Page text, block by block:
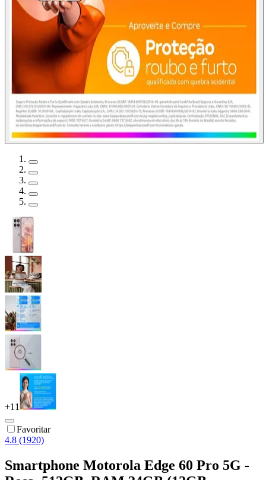
+11
Favoritar
4.8 (1920)
Smartphone Motorola Edge 60 Pro 5G -